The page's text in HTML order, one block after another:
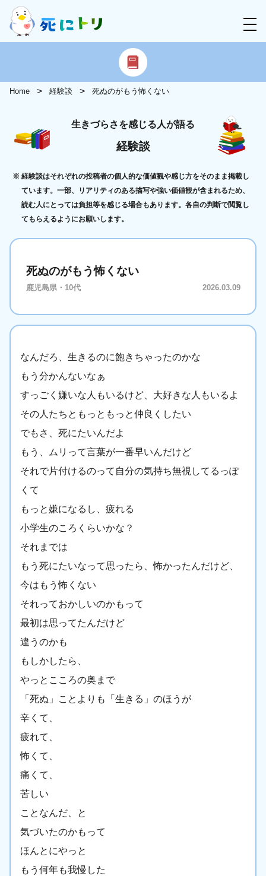
Home 経験談 死ぬのがもう怖くない
生きづらさを感じる人が語る
経験談
経験談はそれぞれの投稿者の個人的な価値観や感じ方をそのまま掲載し
ています。一部、リアリティのある描写や強い価値観が含まれるため、
読む人にとっては負担等を感じる場合もあります。各自の判断で閲覧し
てもらえるようにお願いします。
死ぬのがもう怖くない
鹿児島県・10代 2026.03.09
なんだろ、生きるのに飽きちゃったのかな
もう分かんないなぁ
すっごく嫌いな人もいるけど、大好きな人もいるよ
その人たちともっともっと仲良くしたい
でもさ、死にたいんだよ
もう、ムリって言葉が一番早いんだけど
それで片付けるのって自分の気持ち無視してるっぽ
くて
もっと嫌になるし、疲れる
小学生のころくらいかな？
それまでは
もう死にたいなって思ったら、怖かったんだけど、
今はもう怖くない
それっておかしいのかもって
最初は思ってたんだけど
違うのかも
もしかしたら、
やっとこころの奥まで
「死ぬ」ことよりも「生きる」のほうが
辛くて、
疲れて、
怖くて、
痛くて、
苦しい
ことなんだ、と
気づいたのかもって
ほんとにやっと
もう何年も我慢した